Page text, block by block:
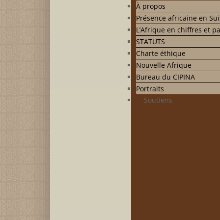
À propos
Présence africaine en
L’Afrique en chiffres et
STATUTS
Charte éthique
Nouvelle Afrique
Bureau du CIPINA
Portraits
Soutiens